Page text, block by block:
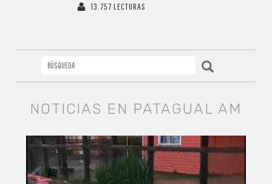
13.757 LECTURAS
NOTICIAS EN PATAGUAL AM